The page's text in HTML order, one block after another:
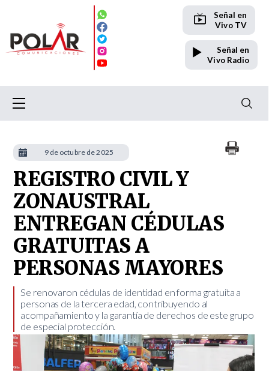
Señal en
Vivo TV
Señal en
Vivo Radio
REGISTRO CIVIL Y
ZONAUSTRAL
ENTREGAN CÉDULAS
GRATUITAS A
PERSONAS MAYORES
Se renovaron cédulas de identidad en forma gratuita a
personas de la tercera edad, contribuyendo al
acompañamiento y la garantía de derechos de este grupo
de especial protección.
9 de octubre de 2025